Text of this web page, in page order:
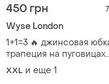
450 грн 7
Wyse London
1+1=3 🔥 джинсовая
трапеция на пуговицах
wyse london / юбка
мыды а-силуэт.
XXL и еще 1